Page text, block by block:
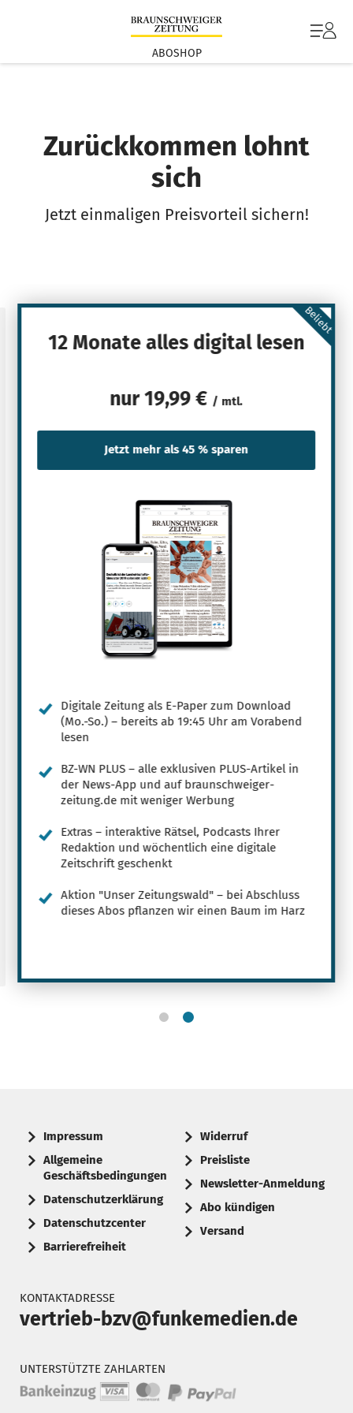
ABOSHOP
Zurückkommen lohnt
sich
Jetzt einmaligen Preisvorteil sichern!
Beliebt
12 Monate alles digital lesen
nur19,99 € / mtl.
Digitale Zeitung als E-Paper zum Download
(Mo.-So.) – bereits ab 19:45 Uhr am Vorabend
lesen
BZ-WN PLUS – alle exklusiven PLUS-Artikel in
der News-App und auf braunschweiger-
zeitung.de mit weniger Werbung
Extras – interaktive Rätsel, Podcasts Ihrer
Redaktion und wöchentlich eine digitale
Zeitschrift geschenkt
Aktion "Unser Zeitungswald" – bei Abschluss
dieses Abos pflanzen wir einen Baum im Harz
Impressum
Allgemeine
Geschäftsbedingungen
Datenschutzerklärung
Datenschutzcenter
Barrierefreiheit
Widerruf
Preisliste
Newsletter-Anmeldung
Abo kündigen
Versand
KONTAKTADRESSE
vertrieb-bzv@funkemedien.de
UNTERSTÜTZTE ZAHLARTEN